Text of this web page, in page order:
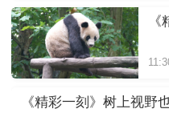
《精彩一刻》树上视野